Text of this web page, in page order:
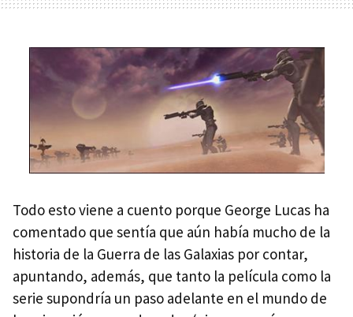
Todo esto viene a cuento porque George Lucas ha
comentado que sentía que aún había mucho de la
historia de la Guerra de las Galaxias por contar,
apuntando, además, que tanto la película como la
serie supondría un paso adelante en el mundo de